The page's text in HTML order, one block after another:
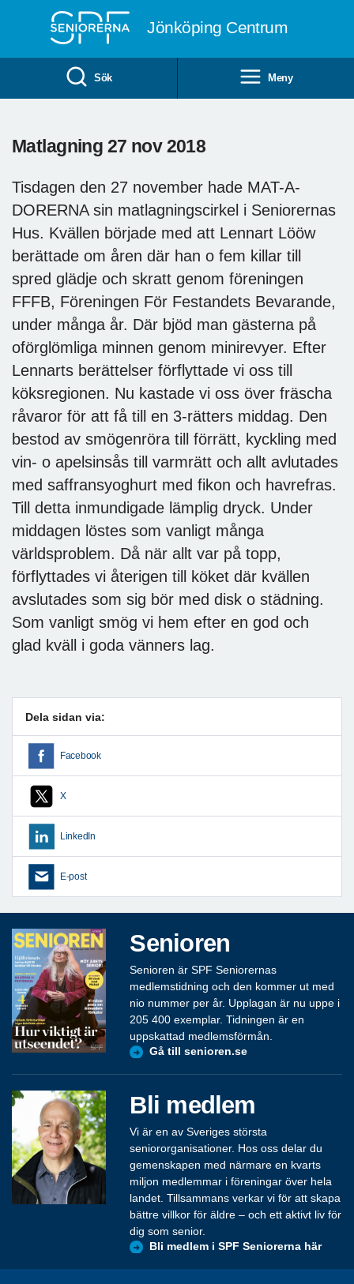
Jönköping Centrum
Sök Meny
Matlagning 27 nov 2018
Tisdagen den 27 november hade MAT-A-
DORERNA sin matlagningscirkel i Seniorernas
Hus. Kvällen började med att Lennart Lööw
berättade om åren där han o fem killar till
spred glädje och skratt genom föreningen
FFFB, Föreningen För Festandets Bevarande,
under många år. Där bjöd man gästerna på
oförglömliga minnen genom minirevyer. Efter
Lennarts berättelser förflyttade vi oss till
köksregionen. Nu kastade vi oss över fräscha
råvaror för att få till en 3-rätters middag. Den
bestod av smögenröra till förrätt, kyckling med
vin- o apelsinsås till varmrätt och allt avlutades
med saffransyoghurt med fikon och havrefras.
Till detta inmundigade lämplig dryck. Under
middagen löstes som vanligt många
världsproblem. Då när allt var på topp,
förflyttades vi återigen till köket där kvällen
avslutades som sig bör med disk o städning.
Som vanligt smög vi hem efter en god och
glad kväll i goda vänners lag.
Dela sidan via:
Facebook
X
LinkedIn
E-post
Senioren
Senioren är SPF Seniorernas
medlemstidning och den kommer ut med
nio nummer per år. Upplagan är nu uppe i
205 400 exemplar. Tidningen är en
uppskattad medlemsförmån.
Gå till senioren.se
Bli medlem
Vi är en av Sveriges största
seniororganisationer. Hos oss delar du
gemenskapen med närmare en kvarts
miljon medlemmar i föreningar över hela
landet. Tillsammans verkar vi för att skapa
bättre villkor för äldre – och ett aktivt liv för
dig som senior.
Bli medlem i SPF Seniorerna här